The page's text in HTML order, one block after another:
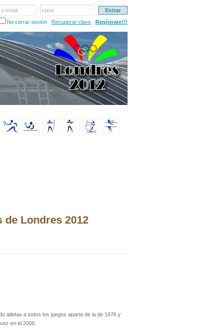
email
clave
No cerrar sesión
Recuperar clave Regístrate!!!
Londres 2012
atletas a todos los juegos aparte de la de 1976 y
en el 2006.